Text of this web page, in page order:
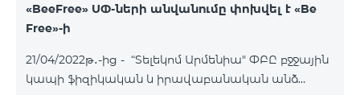
գրասենյակները ապրիլի 24-ին փակ են լինելու։
Ամիրյան Ամիրյան փողոց 3 , 42 տարածք 09:00-
խանութ 09:00-24:00 Օդանավակայան «Արմենիա
միջազգային օդանավակայան»
«BeeFree» ՍՓ-ների անվանումը փոխվել է «Be
Free»-ի
21/04/2022թ․-ից - “Տելեկոմ Արմենիա" ՓԲԸ բջջային
կապի ֆիզիկական և իրավաբանական անձ